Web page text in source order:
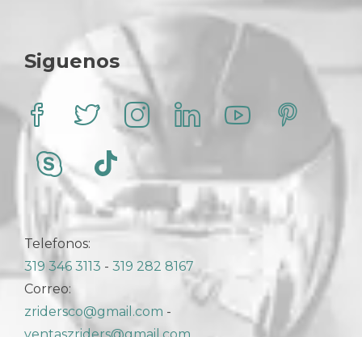
Siguenos
Telefonos:
319 346 3113 - 319 282 8167
Correo:
zridersco@gmail.com -